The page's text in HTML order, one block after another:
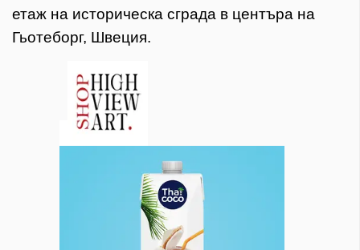
етаж на историческа сграда в центъра на
Гьотеборг, Швеция.